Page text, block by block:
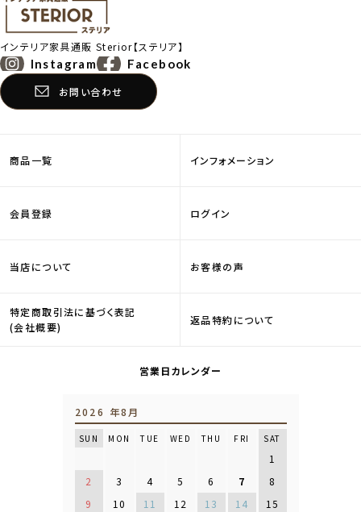
インテリア家具通販Sterior【ステリア】
Instagram Facebook
お問い合わせ
商品一覧 インフォメーション
会員登録 ログイン
当店について お客様の声
特定商取引法に基づく表記
(会社概要)
返品特約について
営業日カレンダー
2026 年8月
SUN MON TUE WED THU FRI SAT
1
2
3 4 5 6 7
8
9
10 11 12 13 14 15